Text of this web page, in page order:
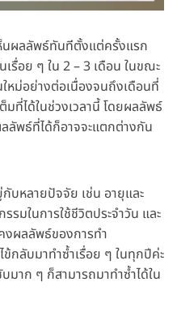
นผลลัพธ์ทันทีตั้งแต่ครั้งแรก
รื่อย ๆ ใน 2 – 3 เดือน ในขณะ
หม่อย่างต่อเนื่องจนถึงเดือนที่
ที่ได้ในช่วงเวลานี้ โดยผลลัพธ์
ลัพธ์ที่ได้ก็อาจจะแตกต่างกัน
บหลายปัจจัย เช่น อายุและ
มในการใช้ชีวิตประจำวัน และ
งผลลัพธ์ของการทำ
กลับมาทำซ้ำเรื่อย ๆ ในทุกปีค่ะ
มาก ๆ ก็สามารถมาทำซ้ำได้ใน